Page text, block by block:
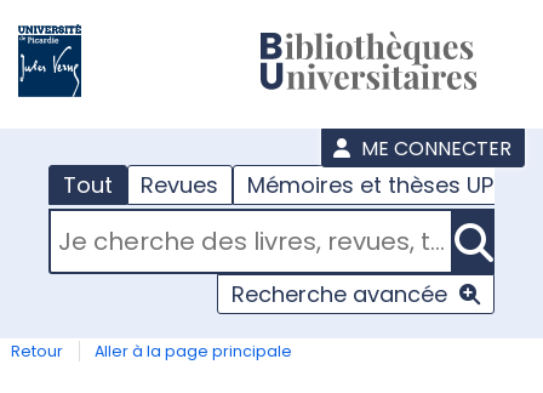
ME CONNECTER
Tout Revues Mémoires et thèses UPJV
RECHERCHER DANS "TOUT"
Recherche avancée
Retour Aller à la page principale